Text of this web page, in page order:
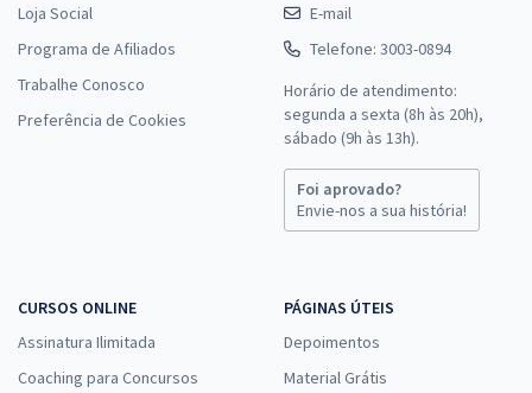
Loja Social
Programa de Afiliados
Trabalhe Conosco
Preferência de Cookies
E-mail
Telefone: 3003-0894
Horário de atendimento:
segunda a sexta (8h às 20h),
sábado (9h às 13h).
Foi aprovado?
Envie-nos a sua história!
CURSOS ONLINE
Assinatura Ilimitada
Coaching para Concursos
PÁGINAS ÚTEIS
Depoimentos
Material Grátis